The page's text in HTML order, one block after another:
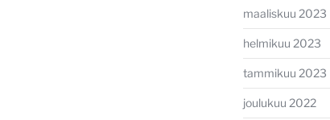
maaliskuu 2023
helmikuu 2023
tammikuu 2023
joulukuu 2022